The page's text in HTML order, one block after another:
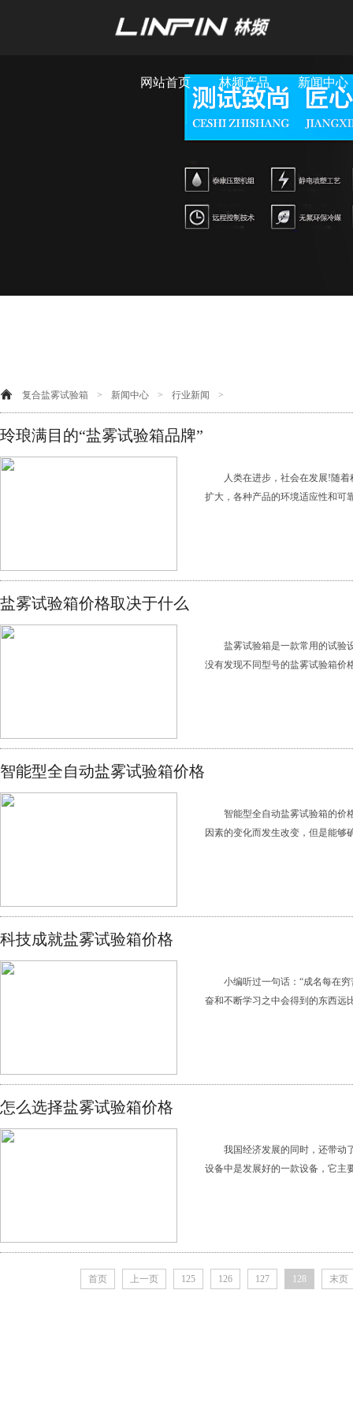
网站首页 林频产品 新闻中心
复合盐雾试验箱 > 新闻中心 > 行业新闻 >
玲琅满目的“盐雾试验箱品牌”
人类在进步，社会在发展!随
扩大，各种产品的环境适应性和可
盐雾试验箱价格取决于什么
盐雾试验箱是一款常用的试验
没有发现不同型号的盐雾试验箱价
智能型全自动盐雾试验箱价格
智能型全自动盐雾试验箱的价
因素的变化而发生改变，但是能够
科技成就盐雾试验箱价格
小编听过一句话：“成名每在
奋和不断学习之中会得到的东西远
怎么选择盐雾试验箱价格
我国经济发展的同时，还带动
设备中是发展好的一款设备，它主
首页 上一页 125 126 127 128 末页